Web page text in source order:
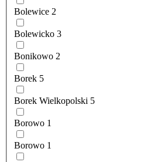
Bolewice 2
Bolewicko 3
Bonikowo 2
Borek 5
Borek Wielkopolski 5
Borowo 1
Borowo 1